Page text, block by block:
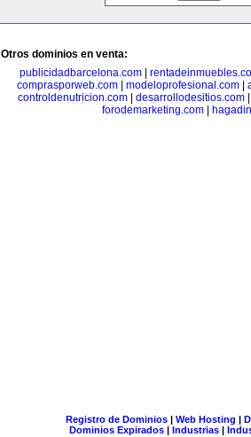
Otros dominios en venta:
publicidadbarcelona.com
comprasporweb.com| modeloprofesional.com|
controldenutricion.com
desarrollodesitios.com
forodemarketing.com|
Registro de Dominios| Web Hosting |
Dominios Expirados | Industrias |